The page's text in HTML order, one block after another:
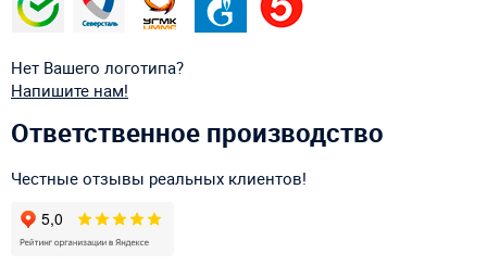
Нет Вашего логотипа?
Напишите нам!
Ответственное производство
Честные отзывы реальных клиентов!